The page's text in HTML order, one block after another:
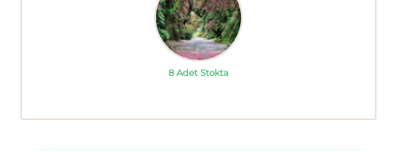
8 Adet Stokta